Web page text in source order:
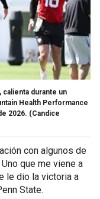
calienta durante un
Health Performance
2026. (Candice
con algunos de
que me viene a
le dio la victoria a
State.